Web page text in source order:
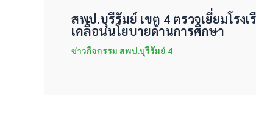
สพป.บุรีรัมย์ เขต 4 ตรวจเยี่ยมโรง
เคลื่อนนโยบายด้านการศึกษา
ข่าวกิจกรรม สพป.บุรีรัมย์ 4